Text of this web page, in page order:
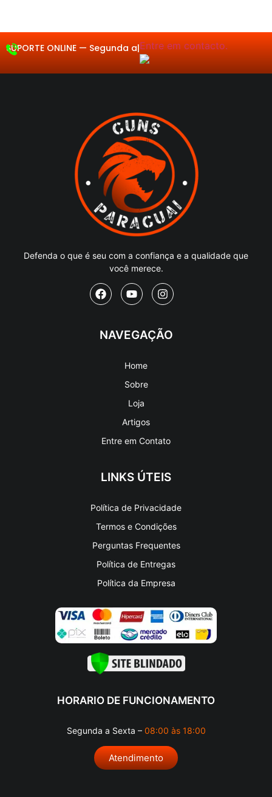
SUPORTE ONLINE — Segunda a|Entre em contacto.
Defenda o que é seu com a confiança e a qualidade que
você merece.
NAVEGAÇÃO
Home
Sobre
Loja
Artigos
Entre em Contato
LINKS ÚTEIS
Política de Privacidade
Termos e Condições
Perguntas Frequentes
Política de Entregas
Política da Empresa
HORARIO DE FUNCIONAMENTO
Segunda a Sexta – 08:00 às 18:00
Atendimento